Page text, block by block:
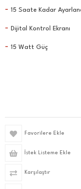
- 15 Saate Kadar
- Dijital Kontrol Ekranı
- 15 Watt Güç
Favorilere Ekle
İstek Listeme Ekle
Karşılaştır